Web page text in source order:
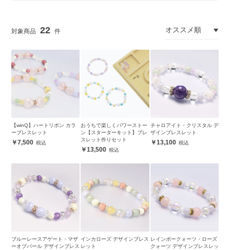
22
【winQ】ハートリボン カラ
ーブレスレット
7,500
おうちで楽しくパワーストー
ン【スターターキット】ブレ
スレット作りセット
13,500
チャロアイト・クリスタル デ
ザインブレスレット
13,100
ブルーレースアゲート・マザ
ーオブパール デザインブレス
インカローズ デザインブレス
レット
レインボークォーツ・ローズ
クォーツ デザインブレスレッ